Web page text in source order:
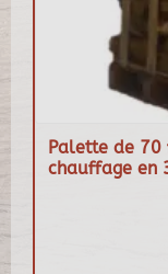
Palette de
chauffage en